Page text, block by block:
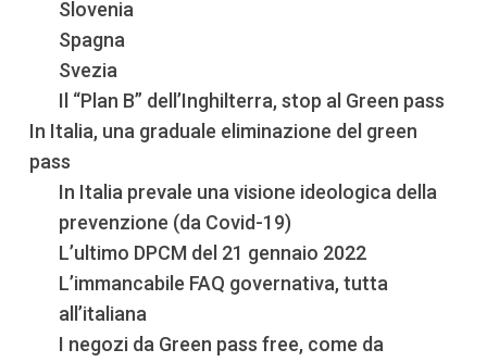
Slovenia
Spagna
Svezia
Il “Plan B” dell’Inghilterra, stop al Green pass
In Italia, una graduale eliminazione del green
pass
In Italia prevale una visione ideologica della
prevenzione (da Covid-19)
L’ultimo DPCM del 21 gennaio 2022
L’immancabile FAQ governativa, tutta
all’italiana
I negozi da Green pass free, come da